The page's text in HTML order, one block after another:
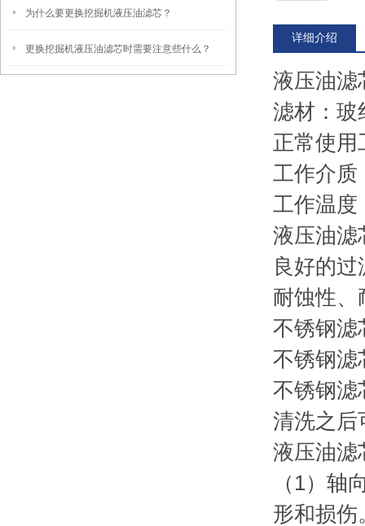
为什么要更换挖掘机液压油滤芯？
更换挖掘机液压油滤芯时需要注意些什么？
详细介绍
液压油滤
滤材：玻
正常使用
工作介质
工作温
液压油滤
良好的
耐蚀性、
不锈钢滤
不锈钢滤
不锈钢滤
清洗之后
液压油滤
（1）轴
形和损伤